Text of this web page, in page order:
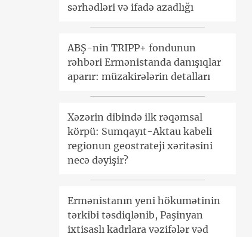
sərhədləri və ifadə azadlığı
ABŞ-nin TRIPP+ fondunun
rəhbəri Ermənistanda danışıqlar
aparır: müzakirələrin detalları
Xəzərin dibində ilk rəqəmsal
körpü: Sumqayıt-Aktau kabeli
regionun geostrateji xəritəsini
necə dəyişir?
Ermənistanın yeni hökumətinin
tərkibi təsdiqlənib, Paşinyan
ixtisaslı kadrlara vəzifələr vəd